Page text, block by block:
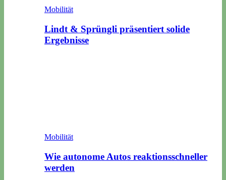
Mobilität
Lindt & Sprüngli präsentiert solide
Ergebnisse
Mobilität
Wie autonome Autos reaktionsschneller
werden